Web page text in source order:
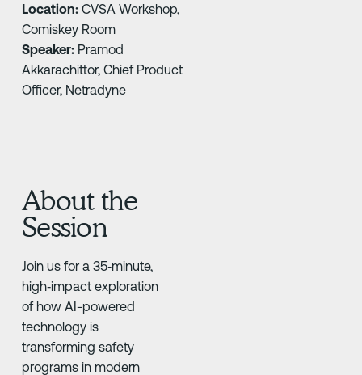
Location:CVSA Workshop,
Comiskey Room
Speaker:Pramod
Akkarachittor, Chief Product
Officer, Netradyne
About the
Session
Join us for a 35‑minute,
high‑impact exploration
of how AI-powered
technology is
transforming safety
programs in modern